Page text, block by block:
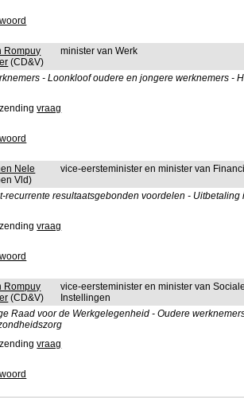
Rompuy
(CD&V)
minister van Werk
- Loonkloof oudere en jongere werknemers -
vraag
Nele
Vld)
vice-eersteminister en minister van
recurrente resultaatsgebonden voordelen - Uitbetaling
vraag
Rompuy
(CD&V)
vice-eersteminister en minister van
Instellingen
Raad voor de Werkgelegenheid - Oudere
vraag